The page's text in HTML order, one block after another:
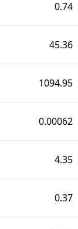
0.74
45.36
1094.95
0.00062
4.35
0.37